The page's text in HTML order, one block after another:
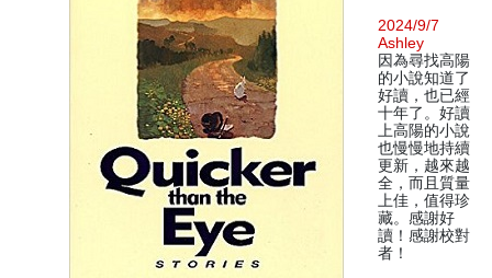
2024/9/7
Ashley
因為尋找高陽
的小說知道了
好讀，也已經
十年了。好讀
上高陽的小說
也慢慢地持續
更新，越來越
全，而且質量
上佳，值得珍
藏。感謝好
讀！感謝校對
者！